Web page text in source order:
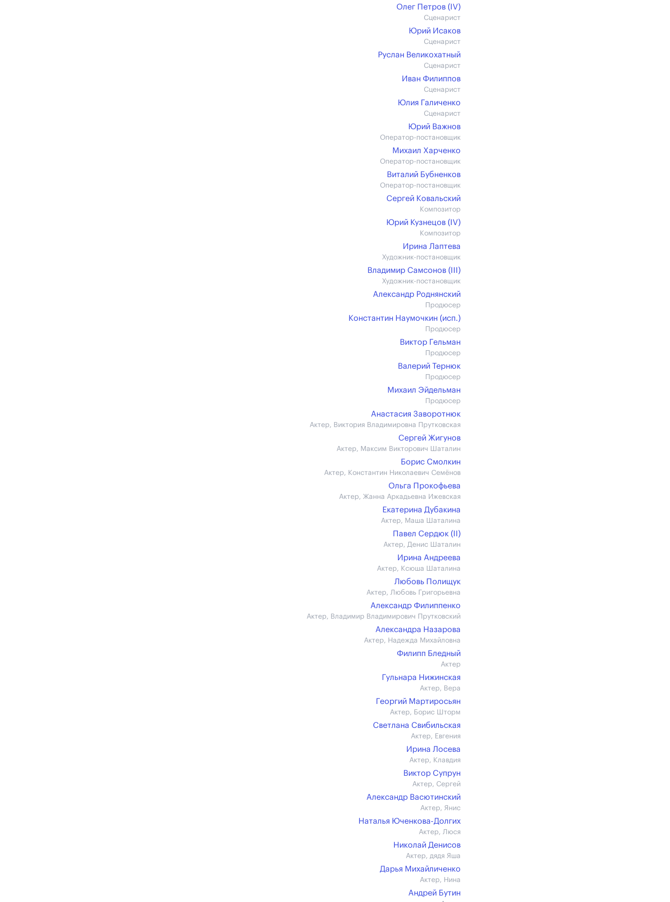
Олег Петров (IV)
Сценарист
Юрий Исаков
Сценарист
Руслан Великохатный
Сценарист
Иван Филиппов
Сценарист
Юлия Галиченко
Сценарист
Юрий Важнов
Оператор-постановщик
Михаил Харченко
Оператор-постановщик
Виталий Бубненков
Оператор-постановщик
Сергей Ковальский
Композитор
Юрий Кузнецов (IV)
Композитор
Ирина Лаптева
Художник-постановщик
Владимир Самсонов (III)
Художник-постановщик
Александр Роднянский
Продюсер
Константин Наумочкин (иcп.)
Продюсер
Виктор Гельман
Продюсер
Валерий Тернюк
Продюсер
Михаил Эйдельман
Продюсер
Анастасия Заворотнюк
Актер, Виктория Владимировна Прутковская
Сергей Жигунов
Актер, Максим Викторович Шаталин
Борис Смолкин
Актер, Константин Николаевич Семёнов
Ольга Прокофьева
Актер, Жанна Аркадьевна Ижевская
Екатерина Дубакина
Актер, Маша Шаталина
Павел Сердюк (II)
Актер, Денис Шаталин
Ирина Андреева
Актер, Ксюша Шаталина
Любовь Полищук
Актер, Любовь Григорьевна
Александр Филиппенко
Актер, Владимир Владимирович Прутковский
Александра Назарова
Актер, Надежда Михайловна
Филипп Бледный
Актер
Гульнара Нижинская
Актер, Вера
Георгий Мартиросьян
Актер, Борис Шторм
Светлана Свибильская
Актер, Евгения
Ирина Лосева
Актер, Клавдия
Виктор Супрун
Актер, Сергей
Александр Васютинский
Актер, Янис
Наталья Юченкова-Долгих
Актер, Люся
Николай Денисов
Актер, дядя Яша
Дарья Михайличенко
Актер, Нина
Андрей Бутин